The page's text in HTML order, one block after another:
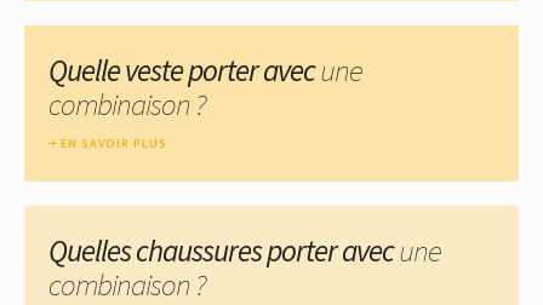
Quelle veste porter avecune
combinaison ?
EN SAVOIR PLUS
Quelles chaussures porter avecune
combinaison ?